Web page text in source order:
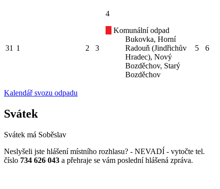
31 1 2 3
4
Komunální odpad
Bukovka, Horní
Radouň (Jindřichův
Hradec), Nový
Bozděchov, Starý
Bozděchov
5 6
Kalendář svozu odpadu
Svátek
Svátek má Soběslav
Neslyšeli jste hlášení místního rozhlasu? - NEVADÍ - vytočte tel.
číslo 734 626 043 a přehraje se vám poslední hlášená zpráva.